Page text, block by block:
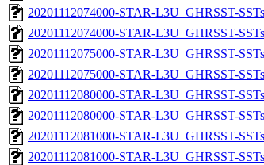
20201112074000-STAR-L3U_GHRSST-
20201112074000-STAR-L3U_GHRSST-
20201112075000-STAR-L3U_GHRSST-
20201112075000-STAR-L3U_GHRSST-
20201112080000-STAR-L3U_GHRSST-
20201112080000-STAR-L3U_GHRSST-
20201112081000-STAR-L3U_GHRSST-
20201112081000-STAR-L3U_GHRSST-